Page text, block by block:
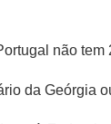
não
da Geórgia